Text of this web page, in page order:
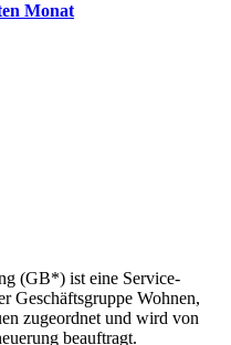
Monat
(GB*) ist eine Service-
Geschäfts­gruppe Wohnen,
zugeordnet und wird von
beauftragt.